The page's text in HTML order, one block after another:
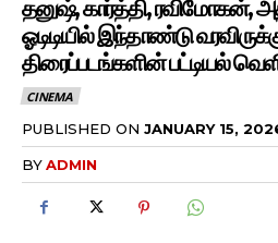
தனுஷ், கார்த்தி, ரவிமோகன்,
ஓடிடியில் இந்தாண்டு
திரைப்படங்களின் பட்டியல்
CINEMA
PUBLISHED ON JANUARY 15,
BYADMIN